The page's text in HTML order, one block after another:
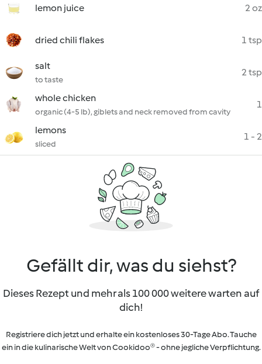
lemon juice 2 oz
dried chili flakes 1 tsp
salt
to taste
2 tsp
whole chicken
organic (4-5 lb), giblets and neck removed from cavity
1
lemons
sliced
1 - 2
Gefällt dir, was du siehst?
Dieses Rezept und mehr als 100 000 weitere warten auf
dich!
Registriere dich jetzt und erhalte ein kostenloses 30-Tage Abo. Tauche
ein in die kulinarische Welt von Cookidoo® - ohne jegliche Verpflichtung.